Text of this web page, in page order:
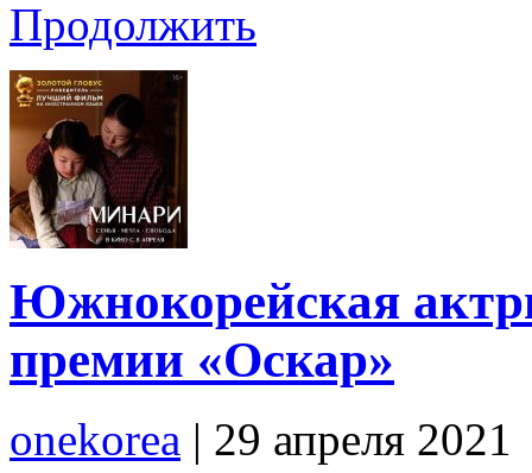
Продолжить
Южнокорейская
премии «Оскар»
onekorea | 29 апреля 2021